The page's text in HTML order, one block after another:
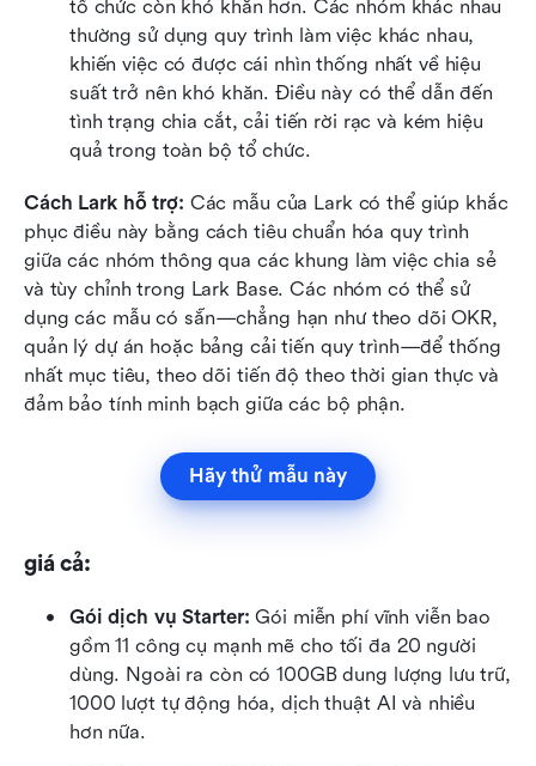
tổ chức còn khó khăn hơn. Các nhóm khác nhau
thường sử dụng quy trình làm việc khác nhau,
khiến việc có được cái nhìn thống nhất về hiệu
suất trở nên khó khăn. Điều này có thể dẫn đến
tình trạng chia cắt, cải tiến rời rạc và kém hiệu
quả trong toàn bộ tổ chức.
Cách Lark hỗ trợ: Các mẫu của Lark có thể giúp khắc
phục điều này bằng cách tiêu chuẩn hóa quy trình
giữa các nhóm thông qua các khung làm việc chia sẻ
và tùy chỉnh trong Lark Base. Các nhóm có thể sử
dụng các mẫu có sẵn—chẳng hạn như theo dõi OKR,
quản lý dự án hoặc bảng cải tiến quy trình—để thống
nhất mục tiêu, theo dõi tiến độ theo thời gian thực và
đảm bảo tính minh bạch giữa các bộ phận.
Hãy thử mẫu này
giá cả:
Gói dịch vụ Starter: Gói miễn phí vĩnh viễn bao
gồm 11 công cụ mạnh mẽ cho tối đa 20 người
dùng. Ngoài ra còn có 100GB dung lượng lưu trữ,
1000 lượt tự động hóa, dịch thuật AI và nhiều
hơn nữa.